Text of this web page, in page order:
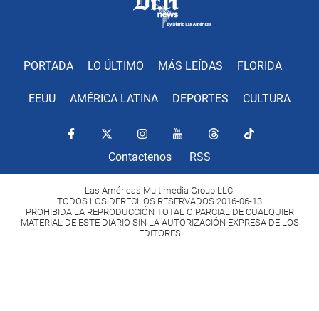
PORTADA LO ÚLTIMO MÁS LEÍDAS FLORIDA
EEUU AMÉRICA LATINA DEPORTES CULTURA
Contactenos RSS
Las Américas Multimedia Group LLC.
TODOS LOS DERECHOS RESERVADOS 2016-06-13
PROHIBIDA LA REPRODUCCIÓN TOTAL O PARCIAL DE CUALQUIER
MATERIAL DE ESTE DIARIO SIN LA AUTORIZACIÓN EXPRESA DE LOS
EDITORES